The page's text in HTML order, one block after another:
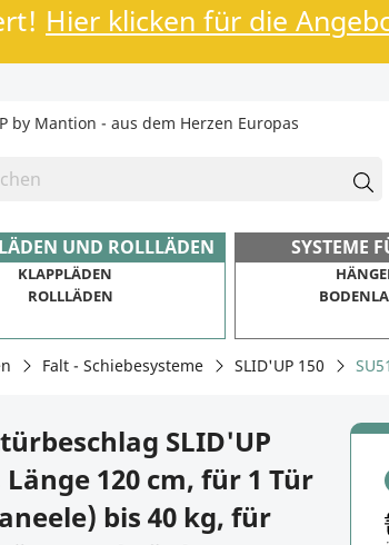
Hier klicken für die
by Mantion - aus dem Herzen Europas
UND ROLLLÄDEN
KLAPPLÄDEN
ROLLLÄDEN
SYSTEME
Falt - Schiebesysteme SLID'UP 150
SLID'UP
Länge 120 cm, für 1 Tür
bis 40 kg, für